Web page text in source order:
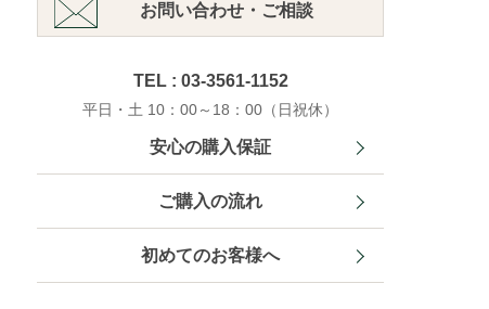
お問い合わせ・ご相談
TEL : 03-3561-1152
平日・土 10：00～18：00（日祝休）
安心の購入保証
ご購入の流れ
初めてのお客様へ